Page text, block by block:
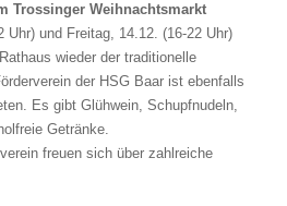
Trossinger Weihnachtsmarkt
Uhr) und Freitag, 14.12. (16-22 Uhr)
wieder der traditionelle
der HSG Baar ist ebenfalls
Es gibt Glühwein, Schupfnudeln,
Getränke.
freuen sich über zahlreiche